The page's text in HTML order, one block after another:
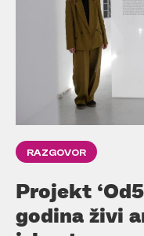
RAZGOVOR
Projekt
godina živi